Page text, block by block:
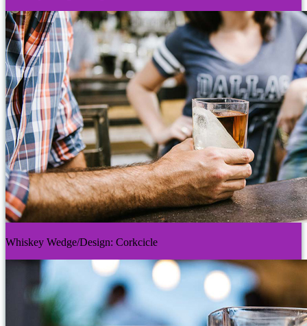
Whiskey Wedge/Design: Corkcicle